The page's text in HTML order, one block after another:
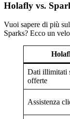
Holafly vs.
Vuoi sapere di più
Sparks? Ecco un
Dati illimitati
offerte
Assistenza